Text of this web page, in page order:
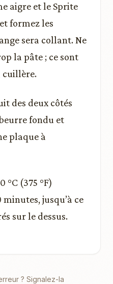
aigre et le Sprite
formez les
sera collant. Ne
la pâte ; ce sont
cuillère.
des deux côtés
fondu et
plaque à
°C (375 °F)
jusqu’à ce
sur le dessus.
? Signalez-la